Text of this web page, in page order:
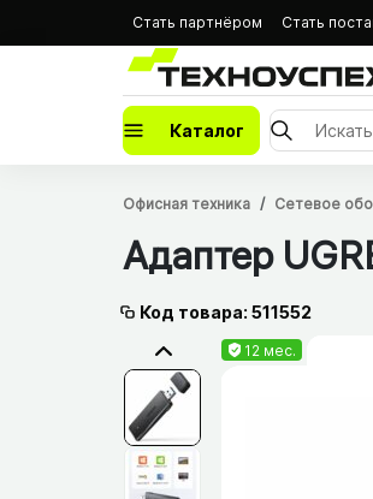
Стать партнёром Стать
Каталог
Офисная техника Сетевое
Адаптер
Код товара: 511552
12 мес.